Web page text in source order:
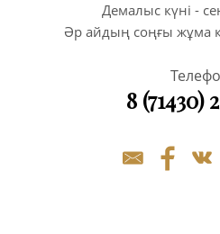
Демалыс күні -
Әр айдың соңғы жұма
8 (71430)